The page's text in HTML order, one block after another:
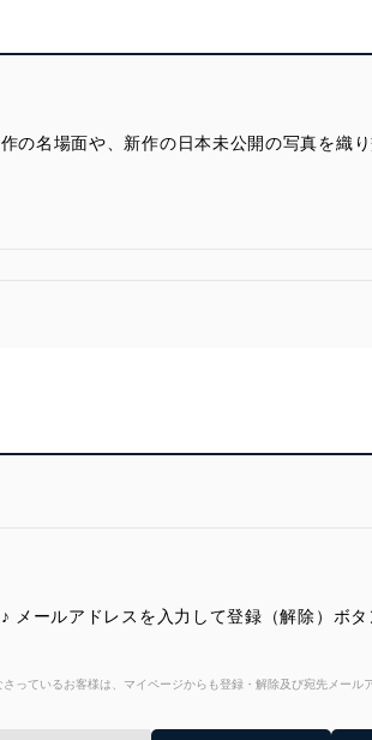
の名場面や、新作の日本未公開の写真を織
メールアドレスを入力して登録（解除）ボタ
ているお客様は、マイページからも登録・解除及び宛先メール